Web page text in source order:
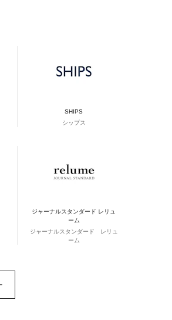
SHIPS
シップス
ジャーナルスタンダード レリュ
ーム
ジャーナルスタンダード レリュ
ーム